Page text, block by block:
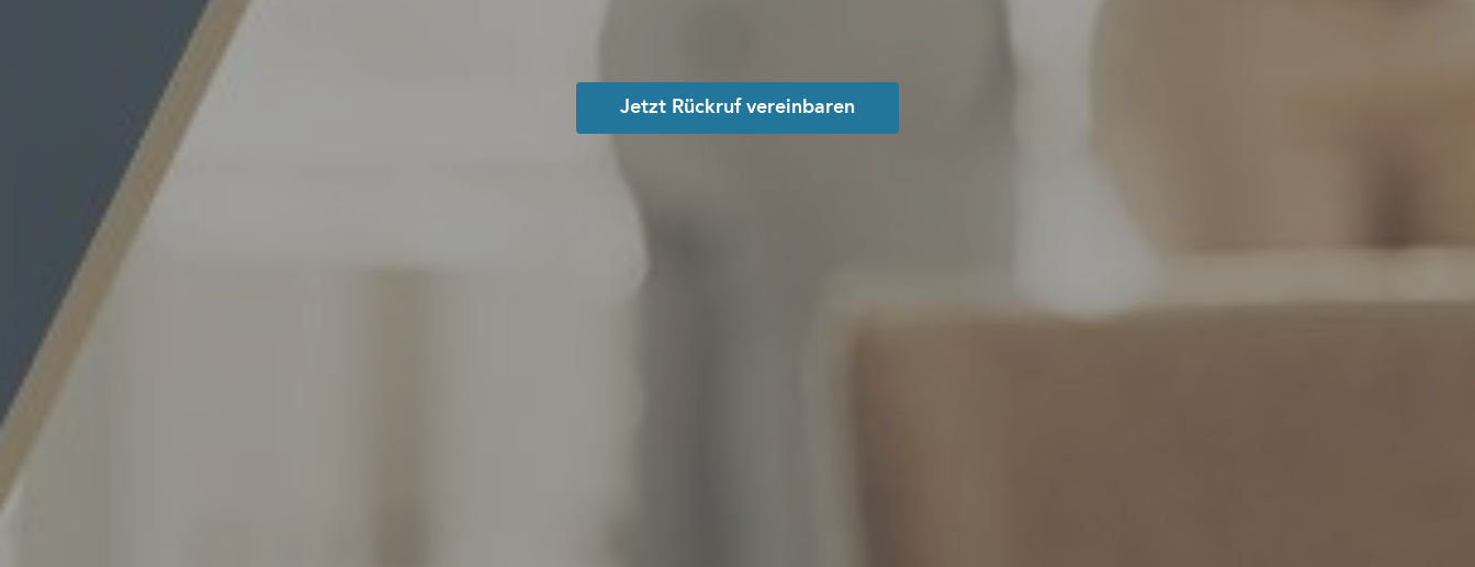
Jetzt Rückruf vereinbaren